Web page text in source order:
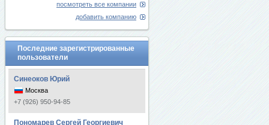
посмотреть все компании
добавить компанию
Последние зарегистрированные
пользователи
Синеоков Юрий
Москва
+7 (926) 950-94-85
Пономарев Сергей Георгиевич